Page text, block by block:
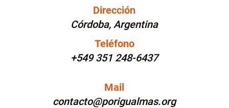
Dirección
Córdoba, Argentina
Teléfono
+549 351 248-6437
Mail
contacto@porigualmas.org